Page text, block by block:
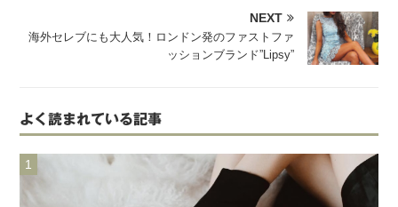
NEXT
海外セレブにも大人気！ロンドン発のファストファ
ッションブランド”Lipsy”
よく読まれている記事